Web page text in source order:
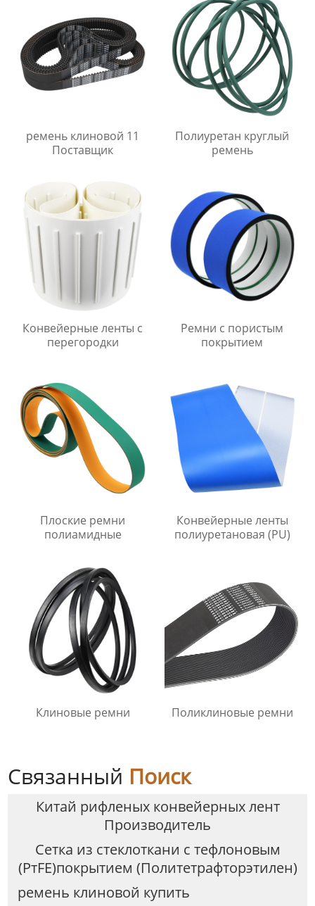
ремень клиновой 11
Поставщик
Полиуретан круглый
ремень
Конвейерные ленты с
перегородки
Ремни с пористым
покрытием
Плоские ремни
полиамидные
Конвейерные ленты
полиуретановая (PU)
Клиновые ремни Поликлиновые ремни
Связанный Поиск
Китай рифленых конвейерных лент
Производитель
Cетка из стеклоткани с тефлоновым
(PтFE)покрытием (Политетрафторэтилен)
ремень клиновой купить